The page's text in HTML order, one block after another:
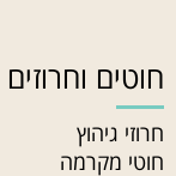
חוטים וחרוזים
חרוזי גיהוץ
חוטי מקרמה